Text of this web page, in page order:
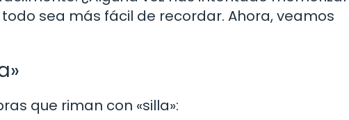
sea más fácil de recordar. Ahora, veamos
que riman con «silla»: